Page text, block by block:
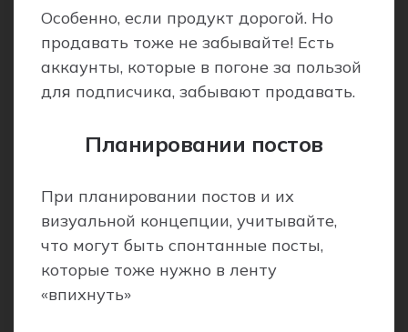
Особенно, если продукт дорогой. Но
продавать тоже не забывайте! Есть
аккаунты, которые в погоне за пользой
для подписчика, забывают продавать.
Планировании постов
При планировании постов и их
визуальной концепции, учитывайте,
что могут быть спонтанные посты,
которые тоже нужно в ленту
«впихнуть»